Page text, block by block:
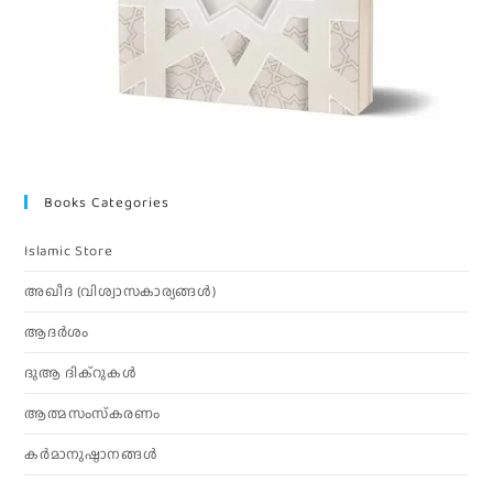
Books Categories
Islamic Store
അഖീദ (വിശ്വാസകാര്യങ്ങള്‍)
ആദര്‍ശം
ദുആ ദിക്റുകൾ
ആത്മസംസ്‌കരണം
കര്‍മാനുഷ്ഠാനങ്ങള്‍